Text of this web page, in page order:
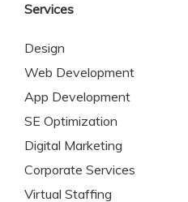
Services
Design
Web Development
App Development
SE Optimization
Digital Marketing
Corporate Services
Virtual Staffing